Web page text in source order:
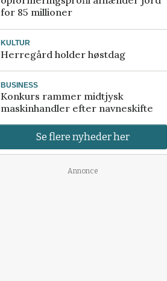
for 85 millioner
KULTUR
Herregård holder høstdag
BUSINESS
Konkurs rammer midtjysk
maskinhandler efter navneskifte
Se flere nyheder her
Annonce